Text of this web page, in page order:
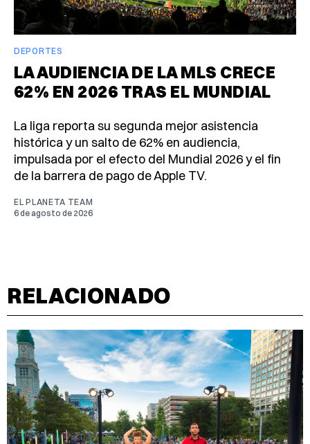
DEPORTES
LA AUDIENCIA DE LA MLS CRECE
62% EN 2026 TRAS EL MUNDIAL
La liga reporta su segunda mejor asistencia
histórica y un salto de 62% en audiencia,
impulsada por el efecto del Mundial 2026 y el fin
de la barrera de pago de Apple TV.
EL PLANETA TEAM
6 de agosto de 2026
RELACIONADO